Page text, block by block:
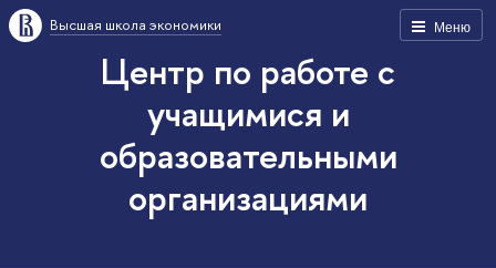
Меню
Высшая школа экономики
Центр по работе с
учащимися и
образовательными
организациями